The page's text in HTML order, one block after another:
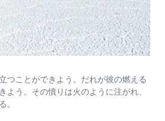
つことができよう。だれが彼の燃える
よう。その憤りは火のように注がれ、
。